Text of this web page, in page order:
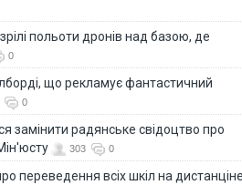
польоти дронів над базою, де
0
що рекламує фантастичний
0
замінити радянське свідоцтво про
303 0
переведення всіх шкіл на дистанціне